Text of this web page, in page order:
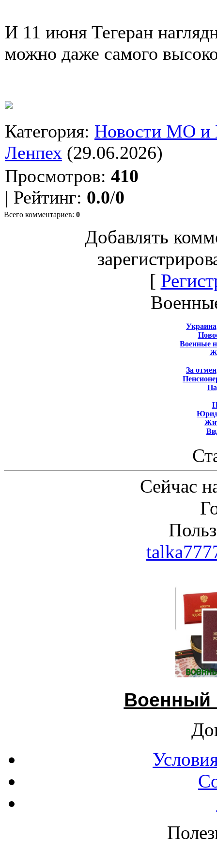
И 11 июня Тегеран
можно даже самого
Категория: Новости МО
Ленпех (29.06.2026)
Просмотров: 410
| Рейтинг: 0.0/0
Всего комментариев: 0
Добавлять
[
Военные
За
Сейчас
Военный